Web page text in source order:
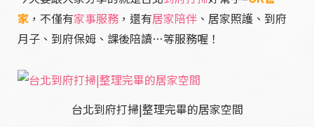
家 ，不僅有家事服務 ，還有居家陪伴 、居家照護、到府
月子、到府保姆、課後陪讀…等服務喔！
台北到府打掃|整理完畢的居家空間